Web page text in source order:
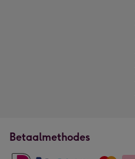
Betaalmethodes